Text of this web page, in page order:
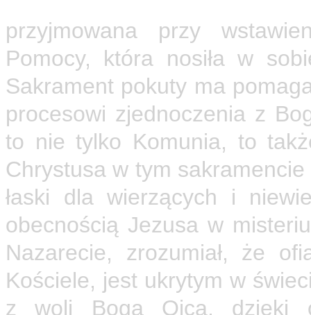
przyjmowana przy
Pomocy, która nosiła w
Sakrament pokuty ma
procesowi zjednoczenia z
to nie tylko Komunia, to
Chrystusa w tym sakramencie
łaski dla wierzących i
obecnością Jezusa w
Nazarecie, zrozumiał, że
Kościele, jest ukrytym w
z woli Boga Ojca, dzięki